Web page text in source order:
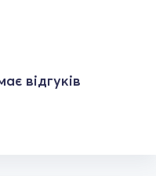
відгуків